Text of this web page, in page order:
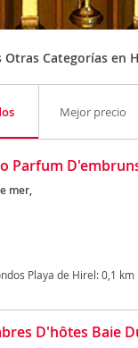
Categorías en
Mejor precio
Parfum
mer,
Playa de Hirel: 0,1
D'hôtes Baie